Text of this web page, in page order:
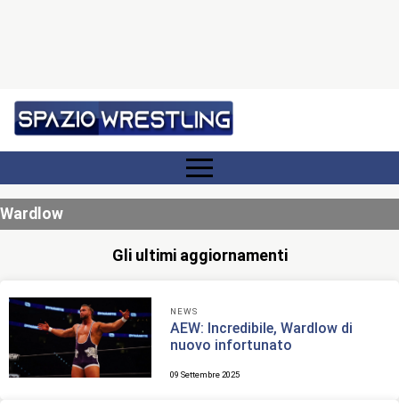
Wardlow
Gli ultimi aggiornamenti
NEWS
AEW: Incredibile, Wardlow di
nuovo infortunato
09 Settembre 2025